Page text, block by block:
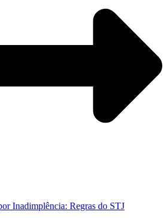
Inadimplência: Regras do STJ